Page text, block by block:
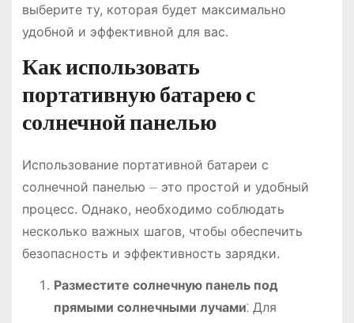
выберите ту, которая будет максимально
удобной и эффективной для вас.
Как использовать
портативную батарею с
солнечной панелью
Использование портативной батареи с
солнечной панелью ⏤ это простой и удобный
процесс. Однако, необходимо соблюдать
несколько важных шагов, чтобы обеспечить
безопасность и эффективность зарядки.
Разместите солнечную панель под
прямыми солнечными лучами⁚ Для